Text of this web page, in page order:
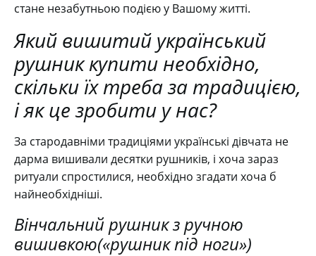
стане незабутньою подією у Вашому житті.
Який вишитий український
рушник купити необхідно,
скільки їх треба за традицією,
і як це зробити у нас?
За стародавніми традиціями українські дівчата не
дарма вишивали десятки рушників, і хоча зараз
ритуали спростилися, необхідно згадати хоча б
найнеобхідніші.
Вінчальний рушник з ручною
вишивкою(«рушник під ноги»)